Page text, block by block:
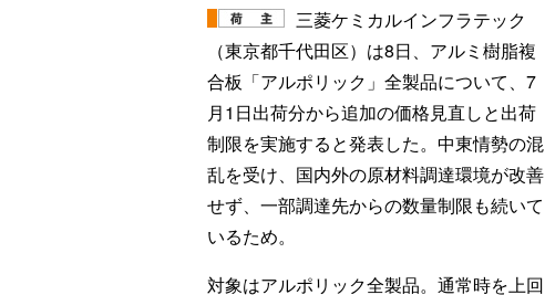
三菱ケミカルインフラテック
（東京都千代⽥区）は8日、アルミ樹脂複
合板「アルポリック」全製品について、7
月1日出荷分から追加の価格見直しと出荷
制限を実施すると発表した。中東情勢の混
乱を受け、国内外の原材料調達環境が改善
せず、一部調達先からの数量制限も続いて
いるため。
対象はアルポリック全製品。通常時を上回